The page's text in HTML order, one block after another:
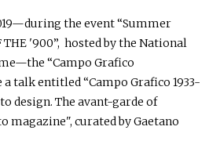
the event “Summer
THE '900”, hosted by the National
“Campo Grafico
talk entitled “Campo Grafico 1933-
design. The avant-garde of
magazine", curated by Gaetano